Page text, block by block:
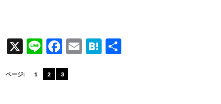
X
Li
e
F
e
E
H
ページ: 1 2 3